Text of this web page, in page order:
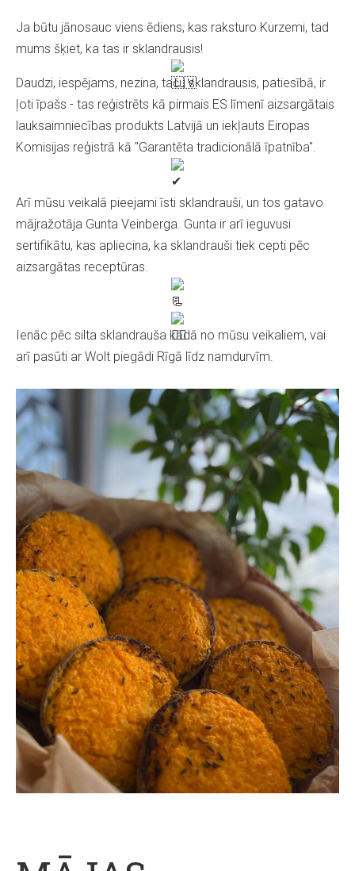
Ja būtu jānosauc viens ēdiens, kas raksturo Kurzemi, tad
mums šķiet, ka tas ir sklandrausis!
Daudzi, iespējams, nezina, taču sklandrausis, patiesībā, ir
ļoti īpašs - tas reģistrēts kā pirmais ES līmenī aizsargātais
lauksaimniecības produkts Latvijā un iekļauts Eiropas
Komisijas reģistrā kā "Garantēta tradicionālā īpatnība".
Arī mūsu veikalā pieejami īsti sklandrauši, un tos gatavo
mājražotāja Gunta Veinberga. Gunta ir arī ieguvusi
sertifikātu, kas apliecina, ka sklandrauši tiek cepti pēc
aizsargātas receptūras.
Ienāc pēc silta sklandrauša kādā no mūsu veikaliem, vai
arī pasūti ar Wolt piegādi Rīgā līdz namdurvīm.